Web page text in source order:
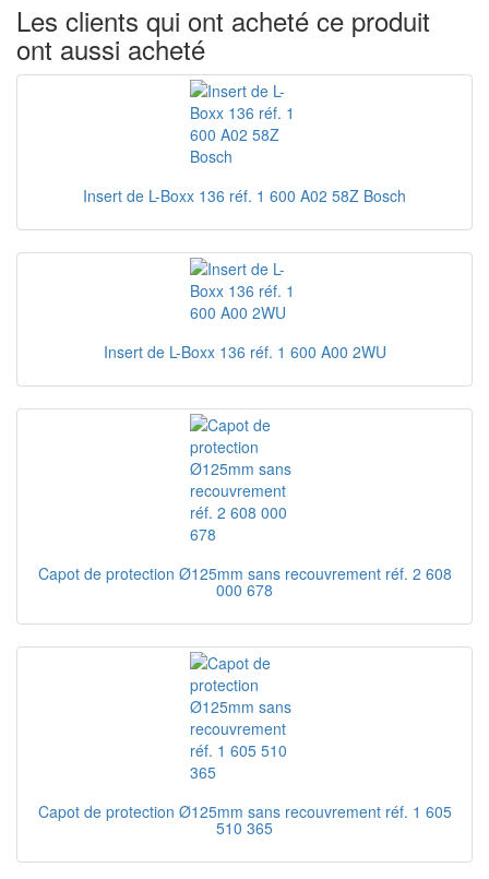
Les clients qui ont acheté ce produit
ont aussi acheté
Insert de L-Boxx 136 réf. 1 600 A02 58Z Bosch
Insert de L-Boxx 136 réf. 1 600 A00 2WU
Capot de protection Ø125mm sans recouvrement réf. 2 608
000 678
Capot de protection Ø125mm sans recouvrement réf. 1 605
510 365